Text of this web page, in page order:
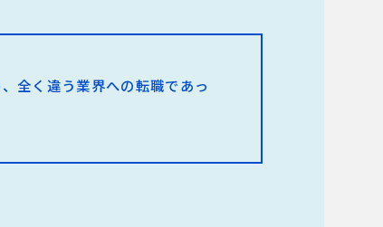
全く違う業界への転職であっ